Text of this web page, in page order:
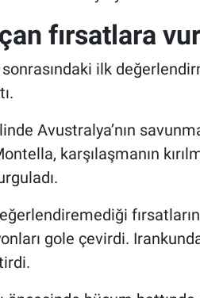
fırsatlara
ilk
Avustralya’nın savunma
karşılaşmanın
gole çevirdi.